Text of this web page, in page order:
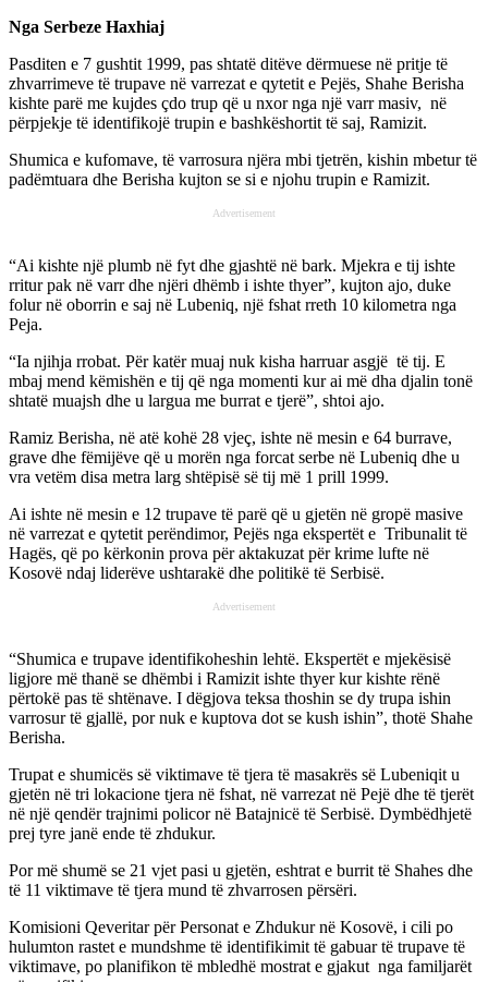
Nga Serbeze Haxhiaj
Pasditen e 7 gushtit 1999, pas shtatë ditëve dërmuese në pritje të
zhvarrimeve të trupave në varrezat e qytetit e Pejës, Shahe Berisha
kishte parë me kujdes çdo trup që u nxor nga një varr masiv, në
përpjekje të identifikojë trupin e bashkëshortit të saj, Ramizit.
Shumica e kufomave, të varrosura njëra mbi tjetrën, kishin mbetur të
padëmtuara dhe Berisha kujton se si e njohu trupin e Ramizit.
Advertisement
“Ai kishte një plumb në fyt dhe gjashtë në bark. Mjekra e tij ishte
rritur pak në varr dhe njëri dhëmb i ishte thyer”, kujton ajo, duke
folur në oborrin e saj në Lubeniq, një fshat rreth 10 kilometra nga
Peja.
“Ia njihja rrobat. Për katër muaj nuk kisha harruar asgjë të tij. E
mbaj mend këmishën e tij që nga momenti kur ai më dha djalin tonë
shtatë muajsh dhe u largua me burrat e tjerë”, shtoi ajo.
Ramiz Berisha, në atë kohë 28 vjeç, ishte në mesin e 64 burrave,
grave dhe fëmijëve që u morën nga forcat serbe në Lubeniq dhe u
vra vetëm disa metra larg shtëpisë së tij më 1 prill 1999.
Ai ishte në mesin e 12 trupave të parë që u gjetën në gropë masive
në varrezat e qytetit perëndimor, Pejës nga ekspertët e Tribunalit të
Hagës, që po kërkonin prova për aktakuzat për krime lufte në
Kosovë ndaj liderëve ushtarakë dhe politikë të Serbisë.
Advertisement
“Shumica e trupave identifikoheshin lehtë. Ekspertët e mjekësisë
ligjore më thanë se dhëmbi i Ramizit ishte thyer kur kishte rënë
përtokë pas të shtënave. I dëgjova teksa thoshin se dy trupa ishin
varrosur të gjallë, por nuk e kuptova dot se kush ishin”, thotë Shahe
Berisha.
Trupat e shumicës së viktimave të tjera të masakrës së Lubeniqit u
gjetën në tri lokacione tjera në fshat, në varrezat në Pejë dhe të tjerët
në një qendër trajnimi policor në Batajnicë të Serbisë. Dymbëdhjetë
prej tyre janë ende të zhdukur.
Por më shumë se 21 vjet pasi u gjetën, eshtrat e burrit të Shahes dhe
të 11 viktimave të tjera mund të zhvarrosen përsëri.
Komisioni Qeveritar për Personat e Zhdukur në Kosovë, i cili po
hulumton rastet e mundshme të identifikimit të gabuar të trupave të
viktimave, po planifikon të mbledhë mostrat e gjakut nga familjarët